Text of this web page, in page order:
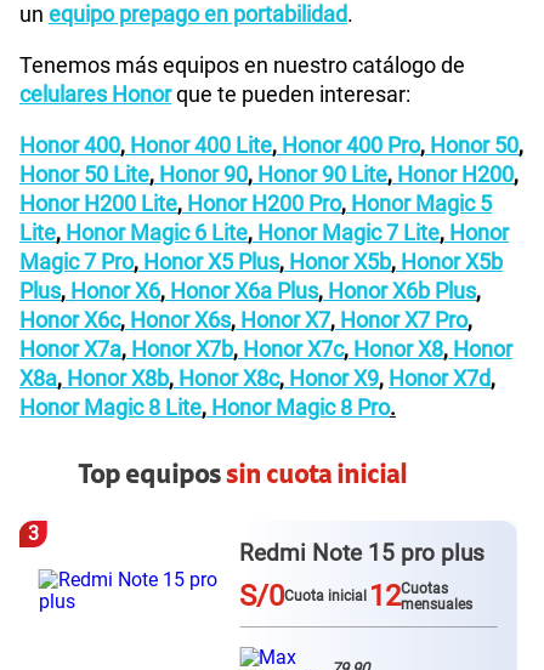
un equipo prepago en portabilidad.
Tenemos más equipos en nuestro catálogo de
celulares Honorque te pueden interesar:
Honor 400, Honor 400 Lite, Honor 400 Pro, Honor 50,
Honor 50 Lite, Honor 90, Honor 90 Lite, Honor H200,
Honor H200 Lite, Honor H200 Pro, Honor Magic 5
Lite, Honor Magic 6 Lite, Honor Magic 7 Lite, Honor
Magic 7 Pro, Honor X5 Plus, Honor X5b, Honor X5b
Plus, Honor X6, Honor X6a Plus, Honor X6b Plus,
Honor X6c, Honor X6s, Honor X7, Honor X7 Pro,
Honor X7a, Honor X7b, Honor X7c, Honor X8, Honor
X8a, Honor X8b, Honor X8c, Honor X9, Honor X7d,
Honor Magic 8 Lite, Honor Magic 8 Pro.
Top equipossin cuota inicial
3
Redmi Note 15 pro plus
S/0Cuota inicial 12Cuotas
mensuales